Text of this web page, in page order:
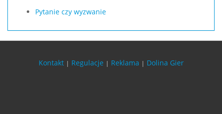
Pytanie czy wyzwanie
Kontakt | Regulacje | Reklama | Dolina Gier